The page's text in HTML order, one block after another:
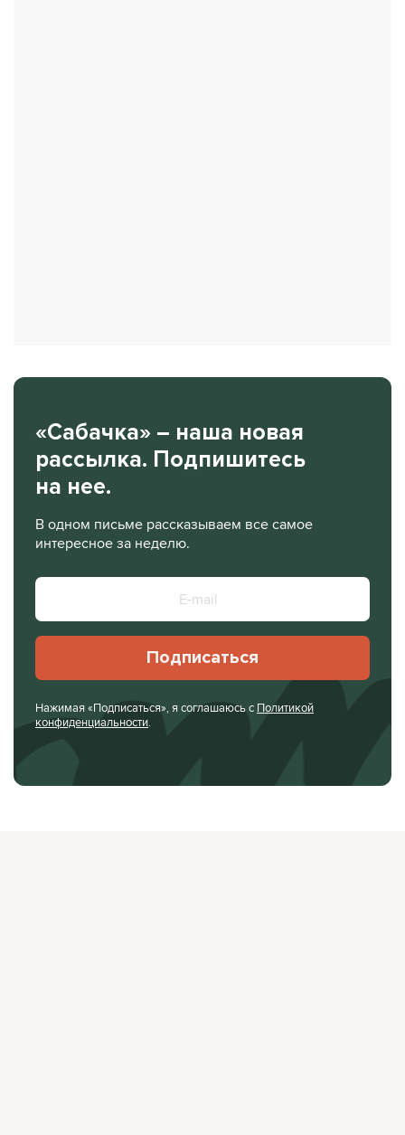
«Сабачка» – наша новая
рассылка. Подпишитесь
на нее.
В одном письме рассказываем все самое
интересное за неделю.
Подписаться
Нажимая «Подписаться», я соглашаюсь с Политикой
конфиденциальности.